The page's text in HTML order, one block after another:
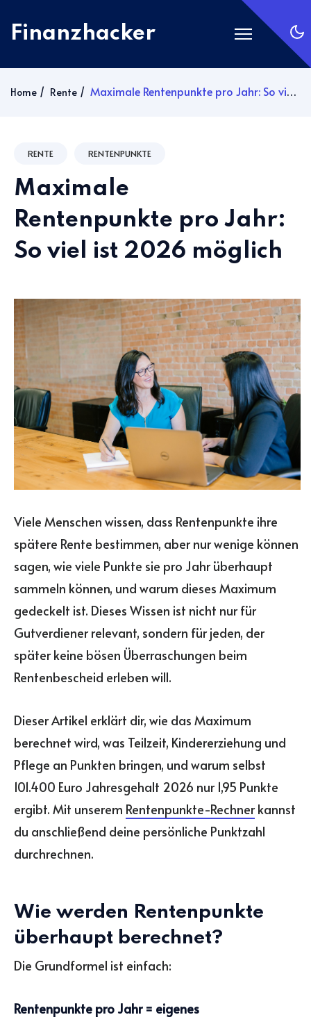
Finanzhacker
Gold
Anmelden
Abonnieren
Home Rente Maximale Rentenpunkte pro Jahr: So viel ist 2026 möglich
RENTE RENTENPUNKTE
Maximale
Rentenpunkte pro Jahr:
So viel ist 2026 möglich
Viele Menschen wissen, dass Rentenpunkte ihre
spätere Rente bestimmen, aber nur wenige können
sagen, wie viele Punkte sie pro Jahr überhaupt
sammeln können, und warum dieses Maximum
gedeckelt ist. Dieses Wissen ist nicht nur für
Gutverdiener relevant, sondern für jeden, der
später keine bösen Überraschungen beim
Rentenbescheid erleben will.
Dieser Artikel erklärt dir, wie das Maximum
berechnet wird, was Teilzeit, Kindererziehung und
Pflege an Punkten bringen, und warum selbst
101.400 Euro Jahresgehalt 2026 nur 1,95 Punkte
ergibt. Mit unserem Rentenpunkte-Rechnerkannst
du anschließend deine persönliche Punktzahl
durchrechnen.
Wie werden Rentenpunkte
überhaupt berechnet?
Die Grundformel ist einfach:
Rentenpunkte pro Jahr = eigenes